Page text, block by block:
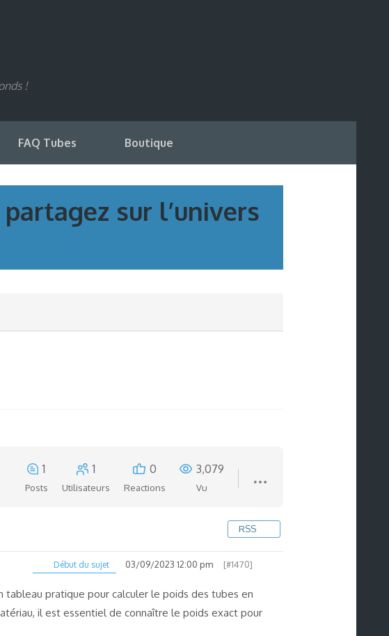
!
FAQ Tubes Boutique
sur l’univers
1
Posts
1
Utilisateurs
0
Reactions
3,079
Vu
RSS
Début du sujet 03/09/2023 12:00 pm [#1470]
tableau pratique pour calculer le poids des tubes en
il est essentiel de connaître le poids exact pour